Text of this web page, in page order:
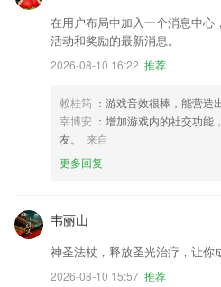
在用户布局中加入一个消息中心
活动和奖励的最新消息。
2026-08-10 16:22 推荐
赖桂筠 ：游戏音效很棒，能营造
宰博安 ：增加游戏内的社交功能
友。
来自
更多回复
韦丽山
神圣法杖，释放圣光治疗，让你
2026-08-10 15:57 推荐